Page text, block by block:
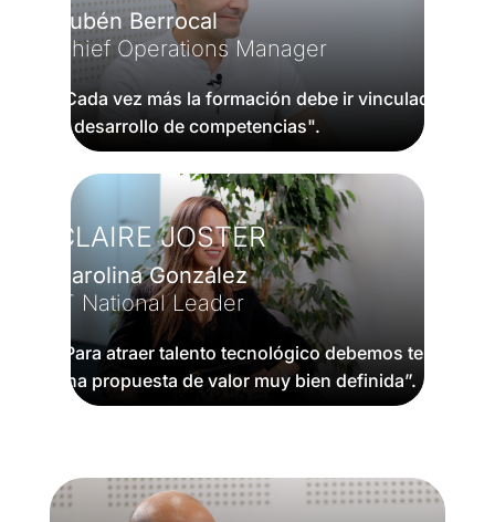
Rubén Berrocal
Chief Operations Manager
“Cada vez más la formación debe ir vinculada
al desarrollo de competencias".
CLAIRE JOSTER
Carolina González
IT National Leader
“Para atraer talento tecnológico debemos tener
una propuesta de valor muy bien definida”.